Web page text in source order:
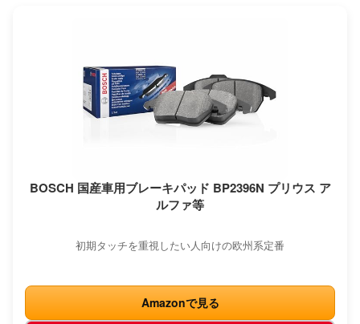
BOSCH 国産車用ブレーキパッド BP2396N プリウス ア
ルファ等
初期タッチを重視したい人向けの欧州系定番
Amazonで見る